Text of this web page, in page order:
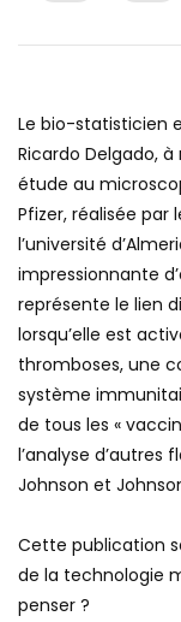
Le bio-statisticien
Ricardo Delgado,
étude au
Pfizer, réalisée par
l’université
impressionnante
représente le lien
lorsqu’elle est
thromboses, une
système
de tous les «
l’analyse d’autres
Johnson et
Cette publication
de la technologie
penser ?